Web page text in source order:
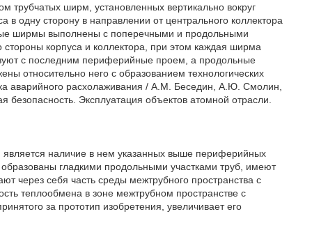
трубчатых ширм, установленных вертикально вокруг
в одну сторону в направлении от центрального коллектора
ширмы выполнены с поперечными и продольными
корпуса и коллектора, при этом каждая ширма
с последним периферийные проем, а продольные
относительно него с образованием технологических
аварийного расхолаживания / A.M. Беседин, А.Ю. Смолин,
Эксплуатация объектов атомной отрасли.
является наличие в нем указанных выше периферийных
гладкими продольными участками труб, имеют
через себя часть среды межтрубного пространства с
теплообмена в зоне межтрубном пространстве с
за прототип изобретения, увеличивает его